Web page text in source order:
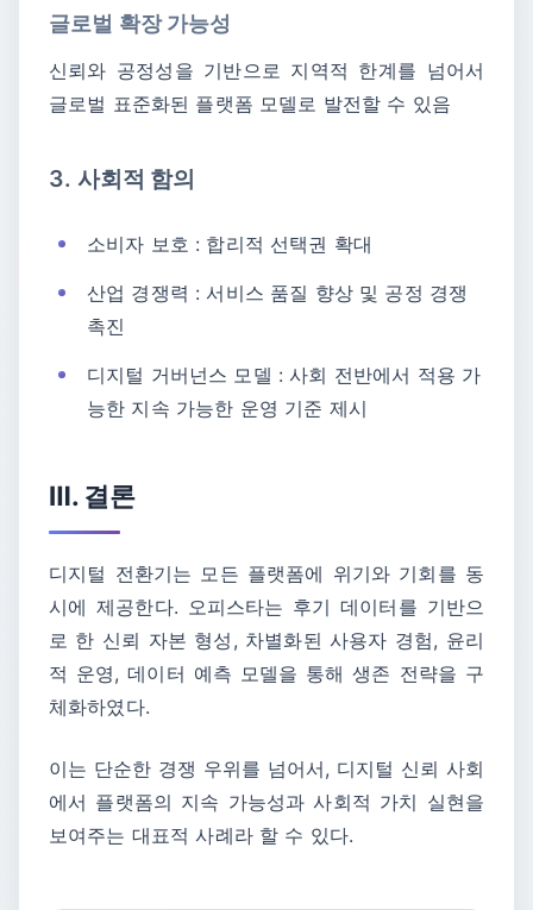
글로벌 확장 가능성
신뢰와 공정성을 기반으로 지역적 한계를 넘어서
글로벌 표준화된 플랫폼 모델로 발전할 수 있음
3. 사회적 함의
소비자 보호 : 합리적 선택권 확대
산업 경쟁력 : 서비스 품질 향상 및 공정 경쟁
촉진
디지털 거버넌스 모델 : 사회 전반에서 적용 가
능한 지속 가능한 운영 기준 제시
Ⅲ. 결론
디지털 전환기는 모든 플랫폼에 위기와 기회를 동
시에 제공한다. 오피스타는 후기 데이터를 기반으
로 한 신뢰 자본 형성, 차별화된 사용자 경험, 윤리
적 운영, 데이터 예측 모델을 통해 생존 전략을 구
체화하였다.
이는 단순한 경쟁 우위를 넘어서, 디지털 신뢰 사회
에서 플랫폼의 지속 가능성과 사회적 가치 실현을
보여주는 대표적 사례라 할 수 있다.